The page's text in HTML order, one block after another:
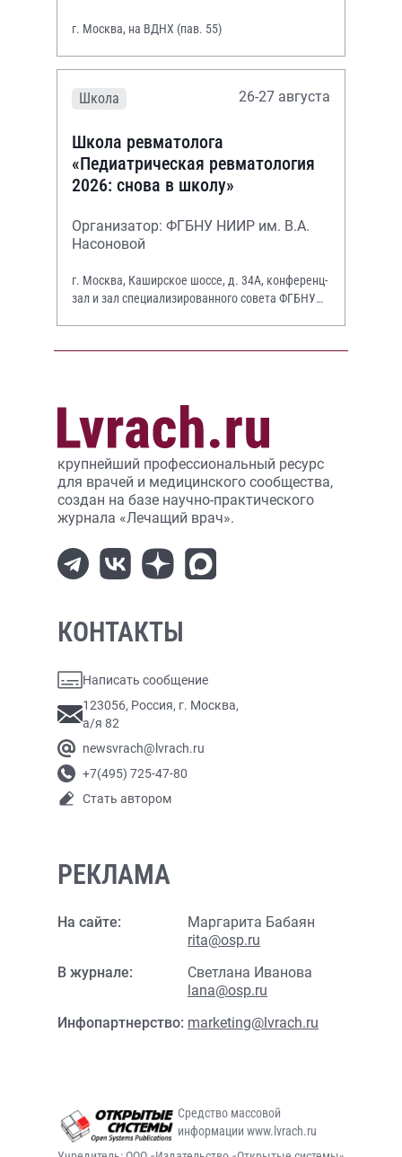
г. Москва, на ВДНХ (пав. 55)
Школа 26-27 августа
Школа ревматолога
«Педиатрическая ревматология
2026: снова в школу»
Организатор: ФГБНУ НИИР им. В.А.
Насоновой
г. Москва, Каширское шоссе, д. 34А, конференц-
зал и зал специализированного совета ФГБНУ
крупнейший профессиональный ресурс
для врачей и медицинского сообщества,
создан на базе научно-практического
журнала «Лечащий врач».
КОНТАКТЫ
Написать сообщение
123056, Россия, г. Москва,
а/я 82
newsvrach@lvrach.ru
+7(495) 725-47-80
Стать автором
РЕКЛАМА
На сайте:
Маргарита Бабаян
rita@osp.ru
В журнале:
Светлана Иванова
lana@osp.ru
Инфопартнерство: marketing@lvrach.ru
Средство массовой
информации www.lvrach.ru